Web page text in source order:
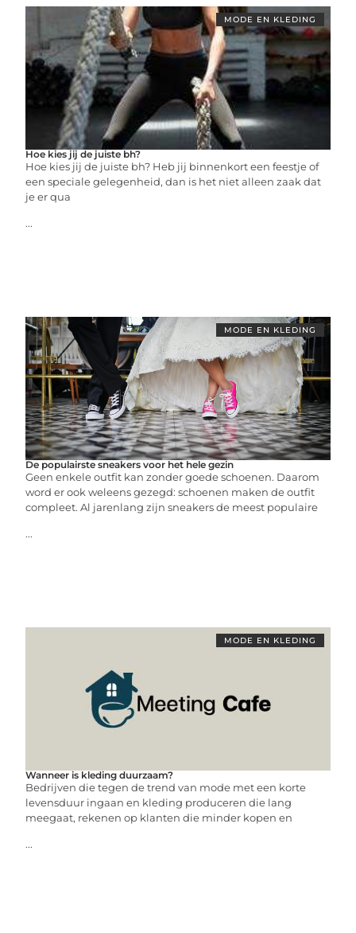
MODE EN KLEDING
Hoe kies jij de juiste bh?
Hoe kies jij de juiste bh? Heb jij binnenkort een feestje of
een speciale gelegenheid, dan is het niet alleen zaak dat
je er qua
...
MODE EN KLEDING
De populairste sneakers voor het hele gezin
Geen enkele outfit kan zonder goede schoenen. Daarom
word er ook weleens gezegd: schoenen maken de outfit
compleet. Al jarenlang zijn sneakers de meest populaire
...
MODE EN KLEDING
Wanneer is kleding duurzaam?
Bedrijven die tegen de trend van mode met een korte
levensduur ingaan en kleding produceren die lang
meegaat, rekenen op klanten die minder kopen en
...